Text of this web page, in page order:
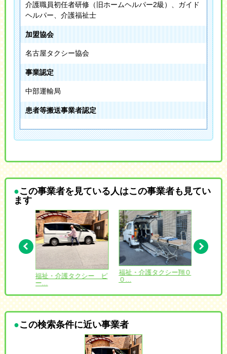
介護職員初任者研修（旧ホームヘルパー2級）、ガイド
ヘルパー、介護福祉士
加盟協会
名古屋タクシー協会
事業認定
中部運輸局
患者等搬送事業者認定
この事業者を見ている人はこの事業者も見てい
ます
北海
福祉・介護タクシー ピ
ー...
福祉・介護タクシー翔０
０...
コン
この検索条件に近い事業者